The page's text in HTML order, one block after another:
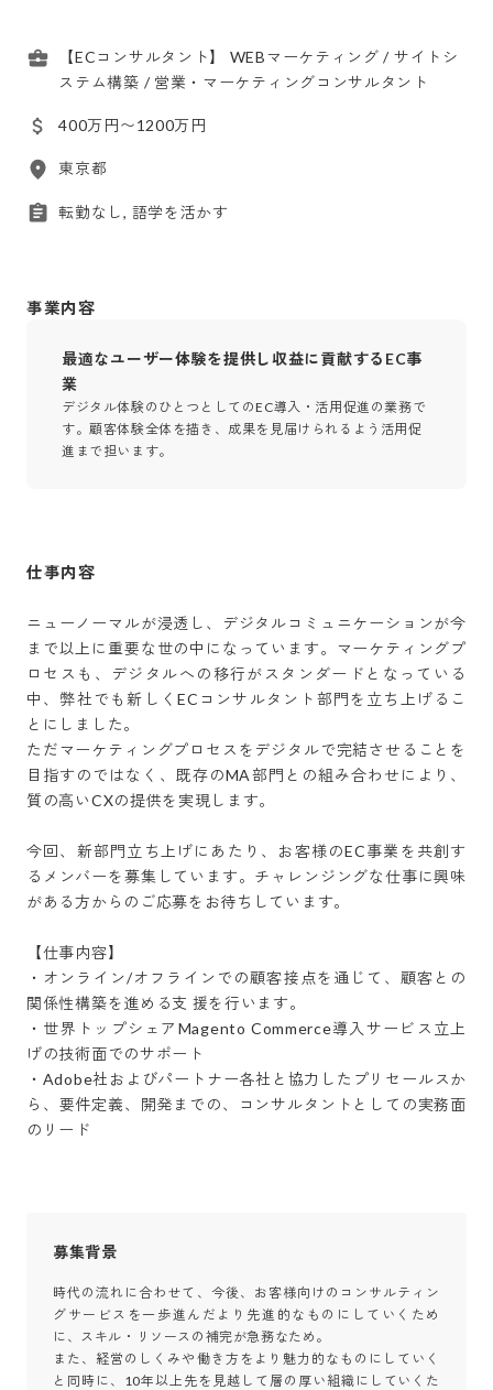
【ECコンサルタント】 WEBマーケティング / サイトシ
ステム構築 / 営業・マーケティングコンサルタント
400万円〜1200万円
東京都
転勤なし, 語学を活かす
事業内容
最適なユーザー体験を提供し収益に貢献するEC事
業
デジタル体験のひとつとしてのEC導入・活用促進の業務で
す。顧客体験全体を描き、成果を見届けられるよう活用促
進まで担います。
仕事内容
ニューノーマルが浸透し、デジタルコミュニケーションが今
まで以上に重要な世の中になっています。マーケティングプ
ロセスも、デジタルへの移行がスタンダードとなっている
中、弊社でも新しくECコンサルタント部門を立ち上げるこ
とにしました。
ただマーケティングプロセスをデジタルで完結させることを
目指すのではなく、既存のMA部門との組み合わせにより、
質の高いCXの提供を実現します。
今回、新部門立ち上げにあたり、お客様のEC事業を共創す
るメンバーを募集しています。チャレンジングな仕事に興味
がある方からのご応募をお待ちしています。
【仕事内容】
・オンライン/オフラインでの顧客接点を通じて、顧客との
関係性構築を進める支 援を行います。
・世界トップシェアMagento Commerce導入サービス立上
げの技術面でのサポート
・Adobe社およびパートナー各社と協力したプリセールスか
ら、要件定義、開発までの、コンサルタントとしての実務面
のリード
募集背景
時代の流れに合わせて、今後、お客様向けのコンサルティン
グサービスを一歩進んだより先進的なものにしていくため
に、スキル・リソースの補完が急務なため。
また、経営のしくみや働き方をより魅力的なものにしていく
と同時に、10年以上先を見越して層の厚い組織にしていくた